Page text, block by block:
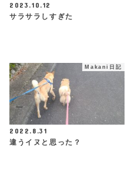
2023.10.12
サラサラしすぎた
Makani日記
2022.8.31
違うイヌと思った？